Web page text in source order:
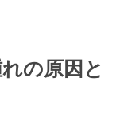
の原因と